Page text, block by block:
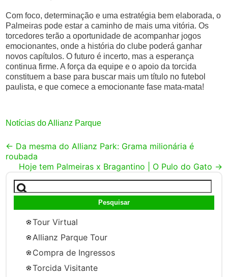
Com foco, determinação e uma estratégia bem elaborada, o
Palmeiras pode estar a caminho de mais uma vitória. Os
torcedores terão a oportunidade de acompanhar jogos
emocionantes, onde a história do clube poderá ganhar
novos capítulos. O futuro é incerto, mas a esperança
continua firme. A força da equipe e o apoio da torcida
constituem a base para buscar mais um título no futebol
paulista, e que comece a emocionante fase mata-mata!
Notícias do Allianz Parque
Post
navigation
← Da mesma do Allianz Park: Grama milionária é
roubada
Hoje tem Palmeiras x Bragantino | O Pulo do Gato →
Pesquisar
por:
Tour Virtual
Allianz Parque Tour
Compra de Ingressos
Torcida Visitante